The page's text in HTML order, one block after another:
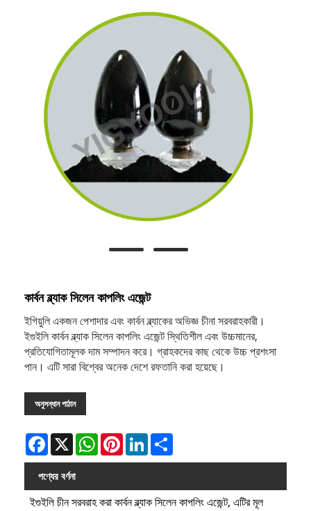
কার্বন ব্ল্যাক সিলেন কাপলিং এজেন্ট
ইগিয়ুলি একজন পেশাদার এবং কার্বন ব্ল্যাকের অভিজ্ঞ চীনা সরবরাহকারী।
ইগুইলি কার্বন ব্ল্যাক সিলেন কাপলিং এজেন্ট স্থিতিশীল এবং উচ্চমানের,
প্রতিযোগিতামূলক দাম সম্পাদন করে। গ্রাহকদের কাছ থেকে উচ্চ প্রশংসা
পান। এটি সারা বিশ্বের অনেক দেশে রফতানি করা হয়েছে।
অনুসন্ধান পাঠান
Facebook
X WhatsAppPinterestLinkedIn
পণ্যের বর্ণনা
ইগুইলি চীন সরবরাহ করা কার্বন ব্ল্যাক সিলেন কাপলিং এজেন্ট, এটির মূল